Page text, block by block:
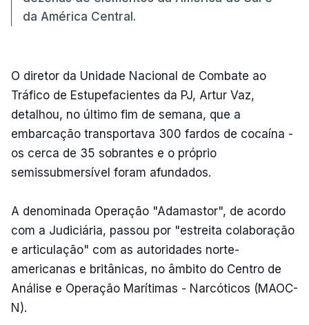
da América Central.
O diretor da Unidade Nacional de Combate ao
Tráfico de Estupefacientes da PJ, Artur Vaz,
detalhou, no último fim de semana, que a
embarcação transportava 300 fardos de cocaína -
os cerca de 35 sobrantes e o próprio
semissubmersível foram afundados.
A denominada Operação "Adamastor", de acordo
com a Judiciária, passou por "estreita colaboração
e articulação" com as autoridades norte-
americanas e britânicas, no âmbito do Centro de
Análise e Operação Marítimas - Narcóticos (MAOC-
N).